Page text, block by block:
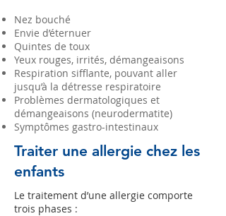
Nez bouché
Envie d’éternuer
Quintes de toux
Yeux rouges, irrités, démangeaisons
Respiration sifflante, pouvant aller
jusqu’à la détresse respiratoire
Problèmes dermatologiques et
démangeaisons (neurodermatite)
Symptômes gastro-intestinaux
Traiter une allergie chez les
enfants
Le traitement d’une allergie comporte
trois phases :